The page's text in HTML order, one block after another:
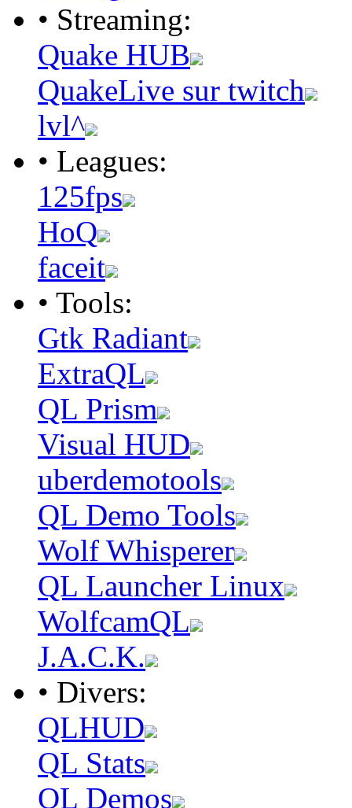
• Streaming:
Quake HUB
QuakeLive sur twitch
lvl^
• Leagues:
125fps
HoQ
faceit
• Tools:
Gtk Radiant
ExtraQL
QL Prism
Visual HUD
uberdemotools
QL Demo Tools
Wolf Whisperer
QL Launcher Linux
WolfcamQL
J.A.C.K.
• Divers:
QLHUD
QL Stats
QL Demos